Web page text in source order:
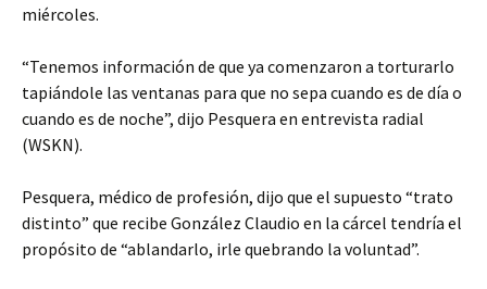
miércoles.
“Tenemos información de que ya comenzaron a torturarlo
tapiándole las ventanas para que no sepa cuando es de día o
cuando es de noche”, dijo Pesquera en entrevista radial
(WSKN).
Pesquera, médico de profesión, dijo que el supuesto “trato
distinto” que recibe González Claudio en la cárcel tendría el
propósito de “ablandarlo, irle quebrando la voluntad”.